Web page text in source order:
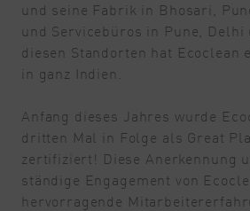
und seine Fabrik in Bhosari,
und Servicebüros in Pune, Delhi
diesen Standorten hat Ecoclean
in ganz Indien.
Anfang dieses Jahres wurde
dritten Mal in Folge als Great
zertifiziert! Diese Anerkennung
ständige Engagement von
hervorragende